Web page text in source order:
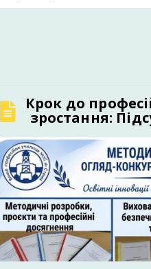
Крок до
зростання:
огляду-
методичної
нашому